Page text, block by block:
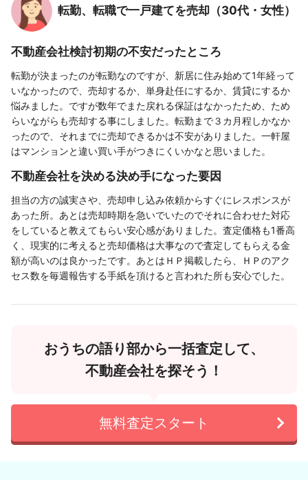
転勤、転職で一戸建てを売却（30代・女性）
不動産会社検討初期の不安だったところ
転勤が決まったのが転勤なのですが、新居に住み始めて1年経って
いなかったので、売却するか、単身赴任にするか、賃貸にするか
悩みました。ですが数年でまた戻れる保証はなかったため、ため
らいながらも売却する事にしました。転勤まで３カ月程しかなか
ったので、それまでに売却できるかは不安がありました。一軒屋
はマンションと違い買い手がつきにくいかなと思いました。
不動産会社を決める決め手になった要因
担当の方の誠実さや、売却申し込み依頼からすぐにレスポンスが
あった所。あとは売却時期を急いでいたのでそれに合わせた対応
をしていると教えてもらい安心感がありました。査定価格も1番高
く、現実的に考えると売却価格は大事なので査定してもらえる金
額が高いのは良かったです。あとはＨＰ掲載したら、ＨＰのアク
セス数を毎週報告する手紙を頂けると言われた所も安心でした。
おうちの語り部から一括査定して、
不動産会社を探そう！
無料査定スタート